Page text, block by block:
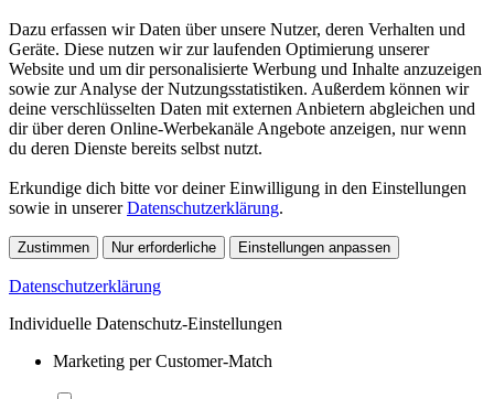
Dazu erfassen wir Daten über unsere Nutzer, deren Verhalten und
Geräte. Diese nutzen wir zur laufenden Optimierung unserer
Website und um dir personalisierte Werbung und Inhalte anzuzeigen
sowie zur Analyse der Nutzungsstatistiken. Außerdem können wir
deine verschlüsselten Daten mit externen Anbietern abgleichen und
dir über deren Online-Werbekanäle Angebote anzeigen, nur wenn
du deren Dienste bereits selbst nutzt.
Erkundige dich bitte vor deiner Einwilligung in den Einstellungen
sowie in unsererDatenschutzerklärung.
Zustimmen Nur erforderliche Einstellungen anpassen
Datenschutzerklärung
Individuelle Datenschutz-Einstellungen
Marketing per Customer-Match